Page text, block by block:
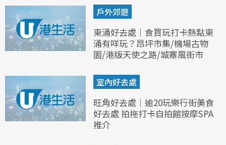
戶外郊遊
東涌好去處｜食買玩打卡熱點東
涌有咩玩？昂坪市集/機場古物
園/港版天使之路/城寨風街市
室內好去處
旺角好去處｜逾20玩樂行街美食
好去處 拍拖打卡自拍館按摩SPA
推介